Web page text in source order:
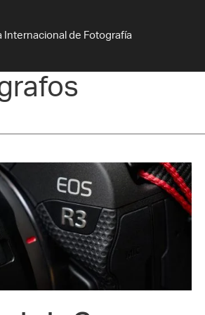
Internacional de Fotografía